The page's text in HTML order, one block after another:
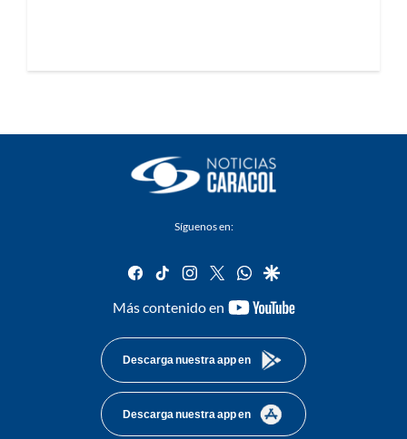
Síguenos en:
facebook
tiktok instagram
twitterwhatsapp
google
Más contenido en
youtube-
Descarga nuestra app en
Descarga nuestra app en